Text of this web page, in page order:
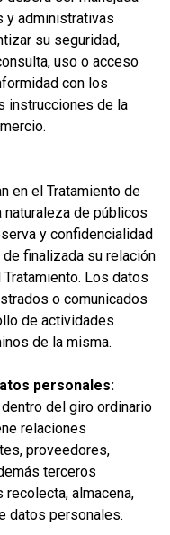
y administrativas
su seguridad,
uso o acceso
con los
instrucciones de la
en el Tratamiento de
de públicos
y confidencialidad
finalizada su relación
Los datos
o comunicados
de actividades
de la misma.
personales:
del giro ordinario
relaciones
proveedores,
terceros
almacena,
datos personales.